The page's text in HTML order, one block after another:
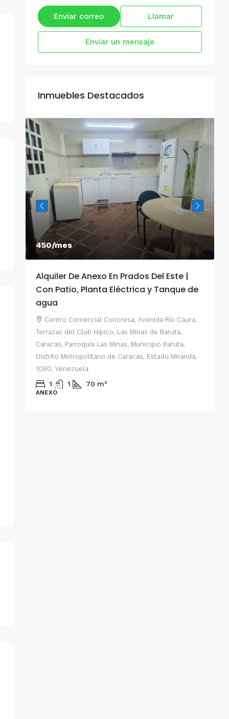
Enviar correo Llamar
Enviar un mensaje
Inmuebles Destacados
450/mes
Alquiler De Anexo En Prados Del Este |
Con Patio, Planta Eléctrica y Tanque de
agua
Centro Comercial Concresa, Avenida Río Caura,
Terrazas del Club Hípico, Las Minas de Baruta,
Caracas, Parroquia Las Minas, Municipio Baruta,
Distrito Metropolitano de Caracas, Estado Miranda,
1080, Venezuela
1 1 70 m²
ANEXO